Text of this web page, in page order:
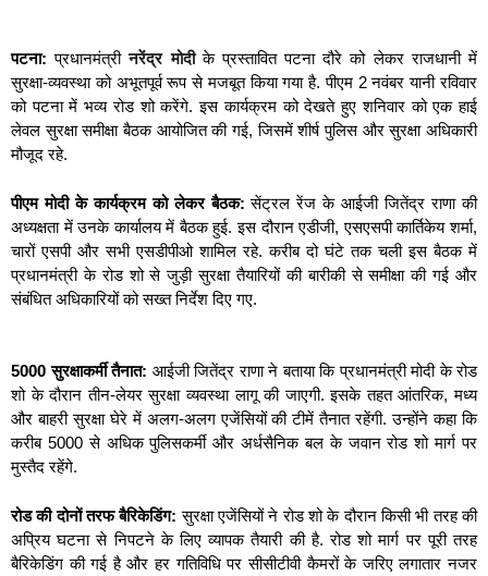
पटना: प्रधानमंत्रीनरेंद्र मोदीके प्रस्तावित पटना दौरे को लेकर राजधानी में
सुरक्षा-व्यवस्था को अभूतपूर्व रूप से मजबूत किया गया है. पीएम 2 नवंबर यानी रविवार
को पटना में भव्य रोड शो करेंगे. इस कार्यक्रम को देखते हुए शनिवार को एक हाई
लेवल सुरक्षा समीक्षा बैठक आयोजित की गई, जिसमें शीर्ष पुलिस और सुरक्षा अधिकारी
मौजूद रहे.
पीएम मोदी के कार्यक्रम को लेकर बैठक:सेंट्रल रेंज के आईजी जितेंद्र राणा की
अध्यक्षता में उनके कार्यालय में बैठक हुई. इस दौरान एडीजी, एसएसपी कार्तिकेय शर्मा,
चारों एसपी और सभी एसडीपीओ शामिल रहे. करीब दो घंटे तक चली इस बैठक में
प्रधानमंत्री के रोड शो से जुड़ी सुरक्षा तैयारियों की बारीकी से समीक्षा की गई और
संबंधित अधिकारियों को सख्त निर्देश दिए गए.
5000 सुरक्षाकर्मी तैनात: आईजी जितेंद्र राणा ने बताया कि प्रधानमंत्री मोदी के रोड
शो के दौरान तीन-लेयर सुरक्षा व्यवस्था लागू की जाएगी. इसके तहत आंतरिक, मध्य
और बाहरी सुरक्षा घेरे में अलग-अलग एजेंसियों की टीमें तैनात रहेंगी. उन्होंने कहा कि
करीब 5000 से अधिक पुलिसकर्मी और अर्धसैनिक बल के जवान रोड शो मार्ग पर
मुस्तैद रहेंगे.
रोड की दोनों तरफ बैरिकेडिंग:सुरक्षा एजेंसियों ने रोड शो के दौरान किसी भी तरह की
अप्रिय घटना से निपटने के लिए व्यापक तैयारी की है. रोड शो मार्ग पर पूरी तरह
बैरिकेडिंग की गई है और हर गतिविधि पर सीसीटीवी कैमरों के जरिए लगातार नजर